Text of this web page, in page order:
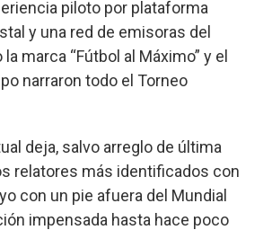
piloto por plataforma
y una red de emisoras del
marca “Fútbol al Máximo” y el
narraron todo el Torneo
deja, salvo arreglo de última
relatores más identificados con
con un pie afuera del Mundial
impensada hasta hace poco